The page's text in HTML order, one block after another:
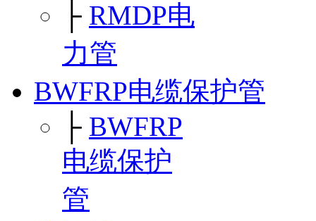
├ RMDP电
力管
BWFRP电缆保护管
├ BWFRP
电缆保护
管